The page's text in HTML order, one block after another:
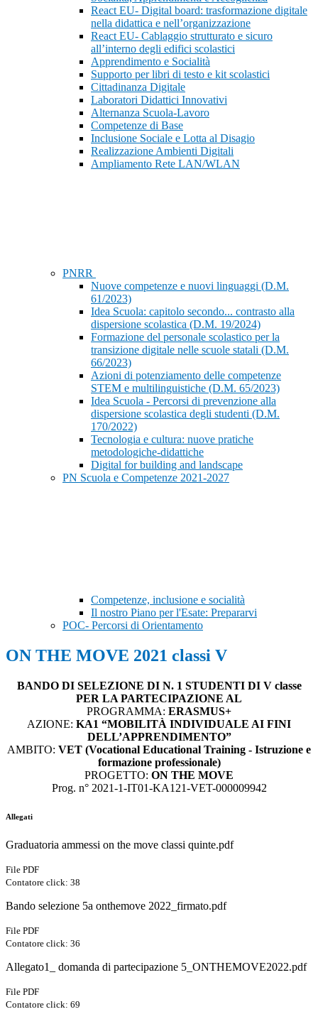
React EU- Digital board: trasformazione digitale
nella didattica e nell’organizzazione
React EU- Cablaggio strutturato e sicuro
all’interno degli edifici scolastici
Apprendimento e Socialità
Supporto per libri di testo e kit scolastici
Cittadinanza Digitale
Laboratori Didattici Innovativi
Alternanza Scuola-Lavoro
Competenze di Base
Inclusione Sociale e Lotta al Disagio
Realizzazione Ambienti Digitali
Ampliamento Rete LAN/WLAN
PNRR
Nuove competenze e nuovi linguaggi (D.M.
61/2023)
Idea Scuola: capitolo secondo... contrasto alla
dispersione scolastica (D.M. 19/2024)
Formazione del personale scolastico per la
transizione digitale nelle scuole statali (D.M.
66/2023)
Azioni di potenziamento delle competenze
STEM e multilinguistiche (D.M. 65/2023)
Idea Scuola - Percorsi di prevenzione alla
dispersione scolastica degli studenti (D.M.
170/2022)
Tecnologia e cultura: nuove pratiche
metodologiche-didattiche
Digital for building and landscape
PN Scuola e Competenze 2021-2027
Competenze, inclusione e socialità
Il nostro Piano per l'Esate: Prepararvi
POC- Percorsi di Orientamento
ON THE MOVE 2021 classi V
BANDO DI SELEZIONE DI N. 1 STUDENTI DI V classe
PER LA PARTECIPAZIONE AL
PROGRAMMA: ERASMUS+
AZIONE: KA1 “MOBILITÀ INDIVIDUALE AI FINI
DELL’APPRENDIMENTO”
AMBITO: VET (Vocational Educational Training - Istruzione e
formazione professionale)
PROGETTO: ON THE MOVE
Prog. n° 2021-1-IT01-KA121-VET-000009942
Allegati
Graduatoria ammessi on the move classi quinte.pdf
File PDF
Contatore click: 38
Bando selezione 5a onthemove 2022_firmato.pdf
File PDF
Contatore click: 36
Allegato1_ domanda di partecipazione 5_ONTHEMOVE2022.pdf
File PDF
Contatore click: 69